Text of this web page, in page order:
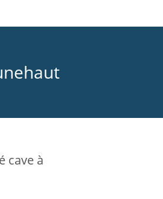
cave à